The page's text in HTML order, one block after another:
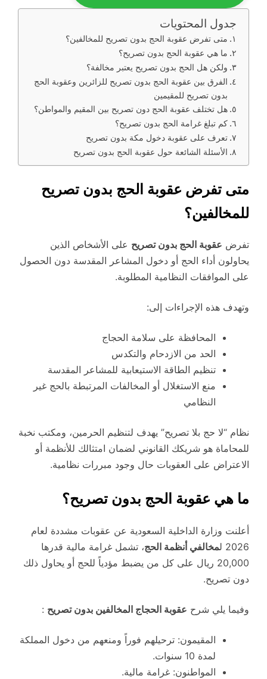
جدول المحتويات
متى تفرض عقوبة الحج بدون تصريح للمخالفين؟
ما هي عقوبة الحج بدون تصريح؟
ولكن هل الحج بدون تصريح يعتبر مخالفة؟
الفرق بين عقوبة الحج بدون تصريح للزائرين وعقوبة الحج
بدون تصريح للمقيمين
هل تختلف عقوبة الحج دون تصريح بين المقيم والمواطن؟
كم تبلغ غرامة الحج بدون تصريح؟
تعرف على عقوبة دخول مكة بدون تصريح
الأسئلة الشائعة حول عقوبة الحج بدون تصريح
متى تفرض عقوبة الحج بدون تصريح
للمخالفين؟
تفرض عقوبة الحج بدون تصريح على الأشخاص الذين
يحاولون أداء الحج أو دخول المشاعر المقدسة دون الحصول
على الموافقات النظامية المطلوبة.
وتهدف هذه الإجراءات إلى:
المحافظة على سلامة الحجاج
الحد من الازدحام والتكدس
تنظيم الطاقة الاستيعابية للمشاعر المقدسة
منع الاستغلال أو المخالفات المرتبطة بالحج غير
النظامي
نظام “لا حج بلا تصريح” يهدف لتنظيم الحرمين، ومكتب نخبة
للمحاماة هو شريكك القانوني لضمان امتثالك للأنظمة أو
الاعتراض على العقوبات حال وجود مبررات نظامية.
ما هي عقوبة الحج بدون تصريح؟
أعلنت وزارة الداخلية السعودية عن عقوبات مشددة لعام
2026 ل مخالفي أنظمة الحج، تشمل غرامة مالية قدرها
20,000 ريال على كل من يضبط مؤدياً للحج أو يحاول ذلك
دون تصريح.
وفيما يلي شرح عقوبة الحجاج المخالفين بدون تصريح :
المقيمون: ترحيلهم فوراً ومنعهم من دخول المملكة
لمدة 10 سنوات.
المواطنون: غرامة مالية.